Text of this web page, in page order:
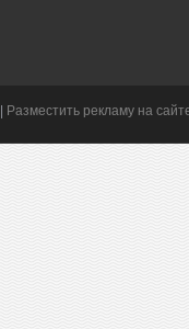
Разместить рекламу на